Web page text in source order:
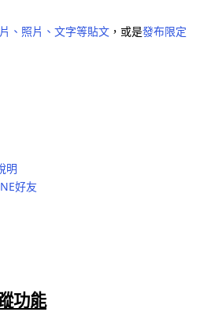
、照片、文字等貼文 ，或是發布限定
明
好友
功能